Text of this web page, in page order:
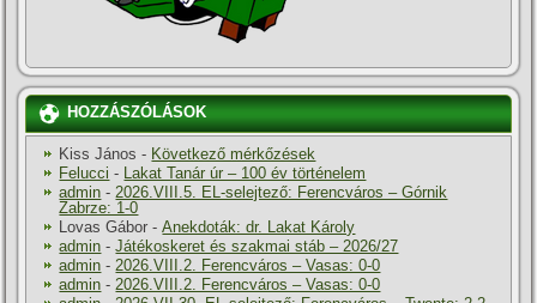
HOZZÁSZÓLÁSOK
Kiss János - Következő mérkőzések
Felucci - Lakat Tanár úr – 100 év történelem
admin -2026.VIII.5. EL-selejtező: Ferencváros – Górnik
Zabrze: 1-0
Lovas Gábor -Anekdoták: dr. Lakat Károly
admin -Játékoskeret és szakmai stáb – 2026/27
admin -2026.VIII.2. Ferencváros – Vasas: 0-0
admin -2026.VIII.2. Ferencváros – Vasas: 0-0